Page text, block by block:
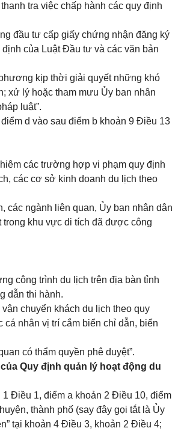
tra việc chấp hành các quy định
đầu tư cấp giấy chứng nhận đăng ký
của Luật Đầu tư và các văn bản
kịp thời giải quyết những khó
xử lý hoặc tham mưu Ủy ban nhân
luật”.
d vào sau điểm b khoản 9 Điều 13
các trường hợp vi phạm quy định
các cơ sở kinh doanh du lịch theo
các ngành liên quan, Ủy ban nhân dân
khu vực di tích đã được công
công trình du lịch trên địa bàn tỉnh
dẫn thi hành.
chuyển khách du lịch theo quy
nhân vị trí cắm biển chỉ dẫn, biển
có thẩm quyền phê duyệt”.
Quy định quản lý hoạt động du
1 Điều 1, điểm a khoản 2 Điều 10, điểm
thành phố (say đây gọi tắt là Ủy
tại khoản 4 Điều 3, khoản 2 Điều 4;